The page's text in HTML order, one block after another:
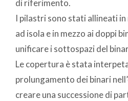
di riferimento.
I pilastri sono stati allineati
ad isola e in mezzo ai doppi
unificare i sottospazi del
Le copertura è stata
prolungamento dei binari
creare una successione di